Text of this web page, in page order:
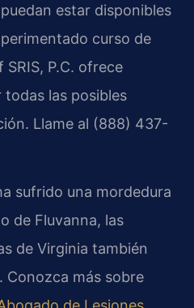
estar disponibles
curso de
P.C. ofrece
todas las posibles
Llame al (888) 437-
sufrido una mordedura
de Fluvanna, las
de Virginia también
Conozca más sobre